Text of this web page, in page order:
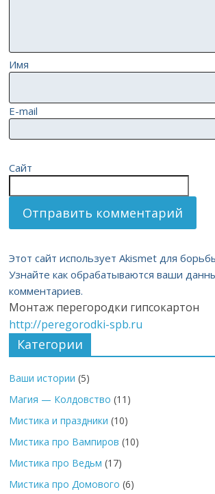
Имя
E-mail
Сайт
Этот сайт использует Akismet для
Узнайте как обрабатываются ваши
комментариев.
Монтаж перегородки гипсокартон
http://peregorodki-spb.ru
Категории
Ваши истории (5)
Магия — Колдовство (11)
Мистика и праздники (10)
Мистика про Вампиров (10)
Мистика про Ведьм (17)
Мистика про Домового (6)